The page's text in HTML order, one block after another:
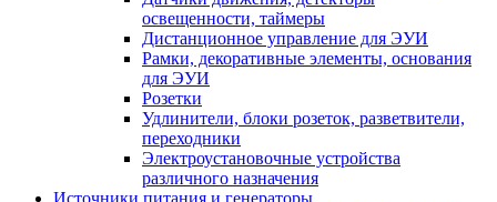
освещенности, таймеры
Дистанционное управление для ЭУИ
Рамки, декоративные элементы, основания
для ЭУИ
Розетки
Удлинители, блоки розеток, разветвители,
переходники
Электроустановочные устройства
различного назначения
Источники питания и генераторы